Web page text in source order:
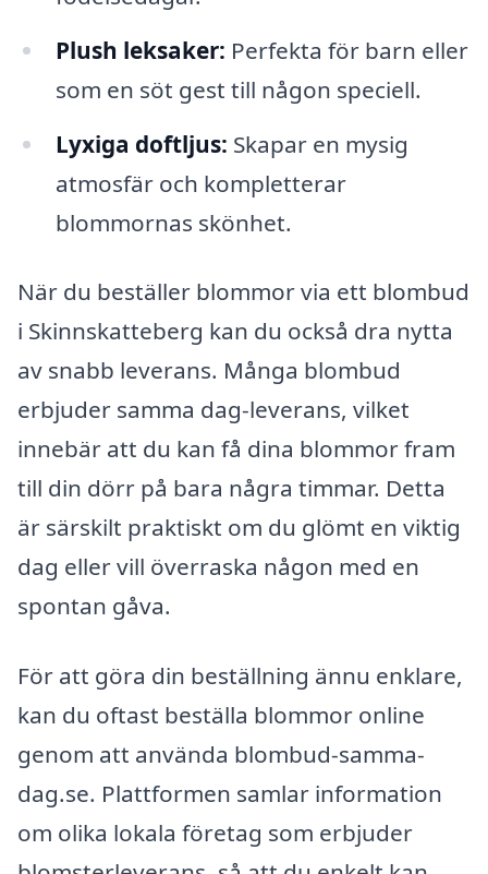
Plush leksaker: Perfekta för barn eller
som en söt gest till någon speciell.
Lyxiga doftljus: Skapar en mysig
atmosfär och kompletterar
blommornas skönhet.
När du beställer blommor via ett blombud
i Skinnskatteberg kan du också dra nytta
av snabb leverans. Många blombud
erbjuder samma dag-leverans, vilket
innebär att du kan få dina blommor fram
till din dörr på bara några timmar. Detta
är särskilt praktiskt om du glömt en viktig
dag eller vill överraska någon med en
spontan gåva.
För att göra din beställning ännu enklare,
kan du oftast beställa blommor online
genom att använda blombud-samma-
dag.se. Plattformen samlar information
om olika lokala företag som erbjuder